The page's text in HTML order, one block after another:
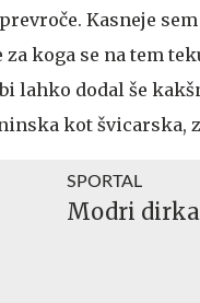
Kasneje
za koga se na tem
lahko dodal še
kot švicarska,
SPORTAL
Modri